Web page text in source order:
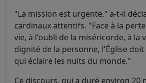
"La mission est urgente," a-t-il
cardinaux attentifs. "Face à la
vie, à l'oubli de la miséricorde, à la
dignité de la personne, l'Église
qui éclaire les nuits du monde."
Ce discours, qui a duré environ 20